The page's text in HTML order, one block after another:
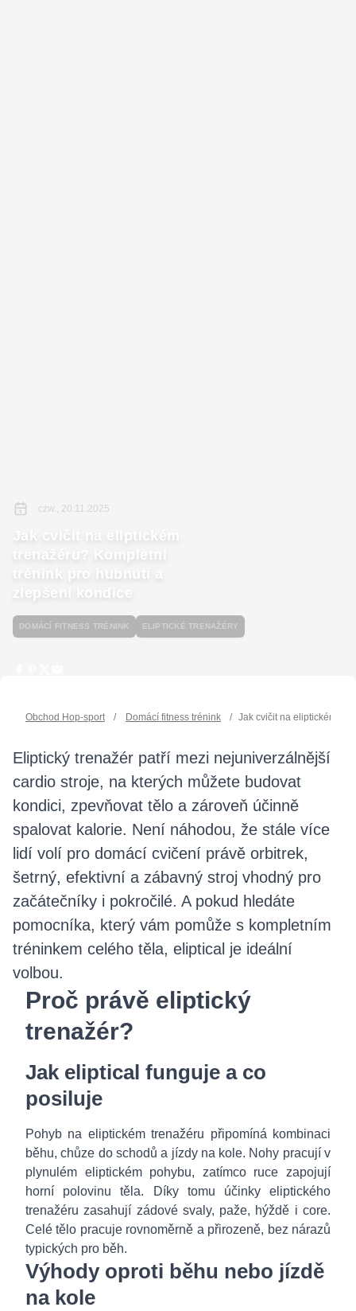
czw., 20.11.2025
Jak cvičit na eliptickém
trenažéru? Kompletní
trénink pro hubnutí a
zlepšení kondice
DOMÁCÍ FITNESS TRÉNINK ELIPTICKÉ TRENAŽÉRY
Obchod Hop-sport / Domácí fitness trénink / Jak cvičit na eliptickém
Eliptický trenažér patří mezi nejuniverzálnější
cardio stroje, na kterých můžete budovat
kondici, zpevňovat tělo a zároveň účinně
spalovat kalorie. Není náhodou, že stále více
lidí volí pro domácí cvičení právě orbitrek,
šetrný, efektivní a zábavný stroj vhodný pro
začátečníky i pokročilé. A pokud hledáte
pomocníka, který vám pomůže s kompletním
tréninkem celého těla, eliptical je ideální
volbou.
Proč právě eliptický
trenažér?
Jak eliptical funguje a co
posiluje
Pohyb na eliptickém trenažéru připomíná kombinaci
běhu, chůze do schodů a jízdy na kole. Nohy pracují v
plynulém eliptickém pohybu, zatímco ruce zapojují
horní polovinu těla. Díky tomu účinky eliptického
trenažéru zasahují zádové svaly, paže, hýždě i core.
Celé tělo pracuje rovnoměrně a přirozeně, bez nárazů
typických pro běh.
Výhody oproti běhu nebo jízdě
na kole